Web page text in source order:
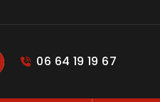
06 64 19 19 67